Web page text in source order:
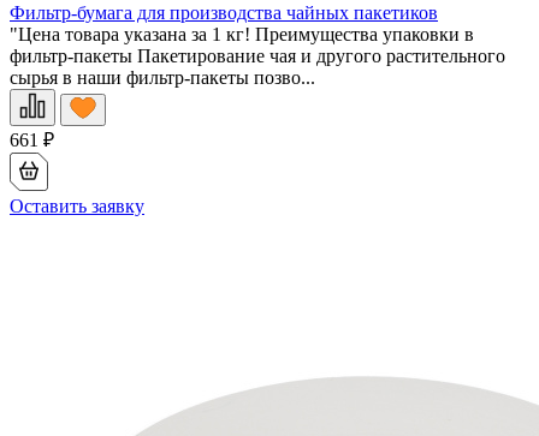
Фильтр-бумага для производства чайных пакетиков
"Цена товара указана за 1 кг! Преимущества упаковки в
фильтр-пакеты Пакетирование чая и другого растительного
сырья в наши фильтр-пакеты позво...
661 ₽
Оставить заявку